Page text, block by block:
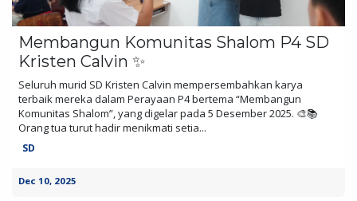
Membangun Komunitas Shalom P4 SD
Kristen Calvin ✨
Seluruh murid SD Kristen Calvin mempersembahkan karya
terbaik mereka dalam Perayaan P4 bertema “Membangun
Komunitas Shalom”, yang digelar pada 5 Desember 2025. 🎨📚
Orang tua turut hadir menikmati setia...
SD
Dec 10, 2025